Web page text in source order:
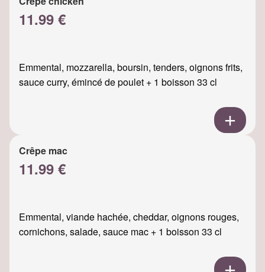
11.99 €
Emmental, mozzarella, boursin, tenders, oignons frits,
sauce curry, émincé de poulet + 1 boisson 33 cl
Crêpe mac
11.99 €
Emmental, viande hachée, cheddar, oignons rouges,
cornichons, salade, sauce mac + 1 boisson 33 cl